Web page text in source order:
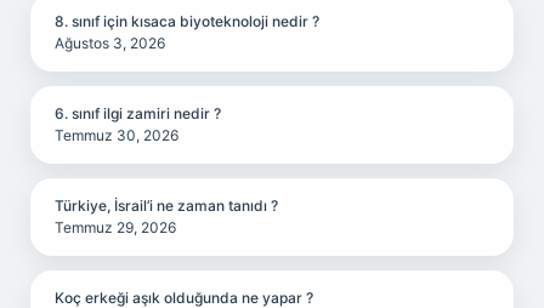
8. sınıf için kısaca biyoteknoloji nedir ?
Ağustos 3, 2026
6. sınıf ilgi zamiri nedir ?
Temmuz 30, 2026
Türkiye, İsrail’i ne zaman tanıdı ?
Temmuz 29, 2026
Koç erkeği aşık olduğunda ne yapar ?